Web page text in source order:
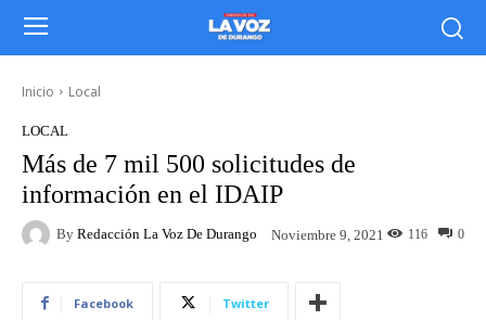
Inicio Local
LOCAL
Más de 7 mil 500 solicitudes de
información en el IDAIP
By Redacción La Voz De Durango Noviembre 9, 2021 0
116
Facebook Twitter